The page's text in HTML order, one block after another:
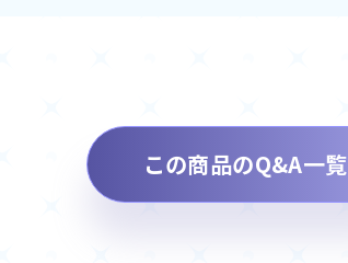
この商品のQ&A一覧